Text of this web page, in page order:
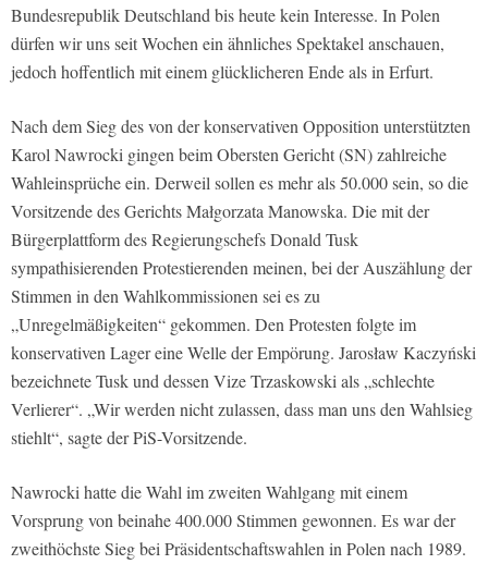
Bundesrepublik Deutschland bis heute kein Interesse. In Polen
dürfen wir uns seit Wochen ein ähnliches Spektakel anschauen,
jedoch hoffentlich mit einem glücklicheren Ende als in Erfurt.
Nach dem Sieg des von der konservativen Opposition unterstützten
Karol Nawrocki gingen beim Obersten Gericht (SN) zahlreiche
Wahleinsprüche ein. Derweil sollen es mehr als 50.000 sein, so die
Vorsitzende des Gerichts Małgorzata Manowska. Die mit der
Bürgerplattform des Regierungschefs Donald Tusk
sympathisierenden Protestierenden meinen, bei der Auszählung der
Stimmen in den Wahlkommissionen sei es zu
„Unregelmäßigkeiten“ gekommen. Den Protesten folgte im
konservativen Lager eine Welle der Empörung. Jarosław Kaczyński
bezeichnete Tusk und dessen Vize Trzaskowski als „schlechte
Verlierer“. „Wir werden nicht zulassen, dass man uns den Wahlsieg
stiehlt“, sagte der PiS-Vorsitzende.
Nawrocki hatte die Wahl im zweiten Wahlgang mit einem
Vorsprung von beinahe 400.000 Stimmen gewonnen. Es war der
zweithöchste Sieg bei Präsidentschaftswahlen in Polen nach 1989.